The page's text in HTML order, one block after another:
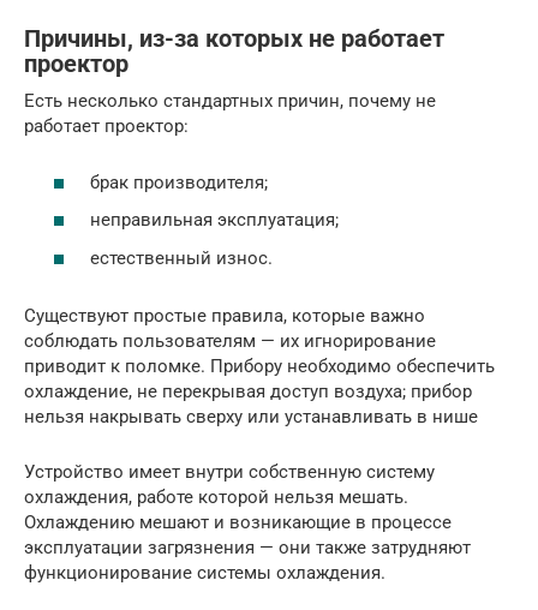
Причины, из-за которых не работает
проектор
Есть несколько стандартных причин, почему не
работает проектор:
брак производителя;
неправильная эксплуатация;
естественный износ.
Существуют простые правила, которые важно
соблюдать пользователям — их игнорирование
приводит к поломке. Прибору необходимо обеспечить
охлаждение, не перекрывая доступ воздуха; прибор
нельзя накрывать сверху или устанавливать в нише
Устройство имеет внутри собственную систему
охлаждения, работе которой нельзя мешать.
Охлаждению мешают и возникающие в процессе
эксплуатации загрязнения — они также затрудняют
функционирование системы охлаждения.